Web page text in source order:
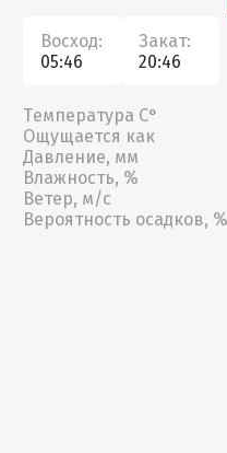
Восход:
05:46
Закат:
20:46
Температура С°
Ощущается как
Давление, мм
Влажность, %
Ветер, м/с
Вероятность осадков, %